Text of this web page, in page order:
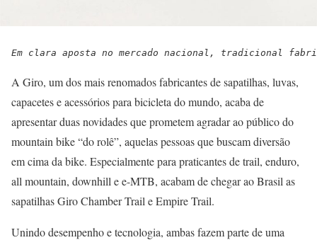
Em clara aposta no mercado nacional, tradicional
A Giro, um dos mais renomados fabricantes de sapatilhas, luvas,
capacetes e acessórios para bicicleta do mundo, acaba de
apresentar duas novidades que prometem agradar ao público do
mountain bike “do rolê”, aquelas pessoas que buscam diversão
em cima da bike. Especialmente para praticantes de trail, enduro,
all mountain, downhill e e-MTB, acabam de chegar ao Brasil as
sapatilhas Giro Chamber Trail e Empire Trail.
Unindo desempenho e tecnologia, ambas fazem parte de uma